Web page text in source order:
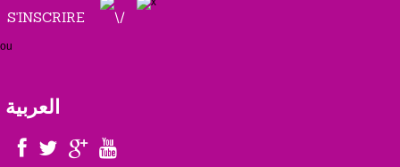
S'INSCRIRE
ou
العربية